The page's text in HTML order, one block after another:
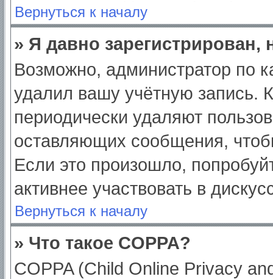
Вернуться к началу
» Я давно
Возможно, администратор по
удалил вашу учётную запись.
периодически удаляют
оставляющих сообщения,
Если это произошло,
активнее участвовать в
Вернуться к началу
» Что такое COPPA?
COPPA (Child Online Privacy